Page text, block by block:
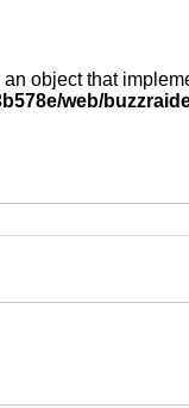
object that
web/